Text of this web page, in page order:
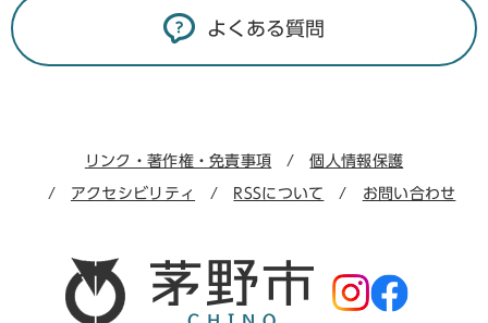
よくある質問
リンク・著作権・免責事項 個人情報保護
アクセシビリティ RSSについて お問い合わせ